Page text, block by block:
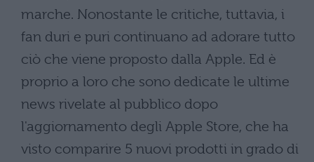
marche. Nonostante le critiche, tuttavia, i
fan duri e puri continuano ad adorare tutto
ciò che viene proposto dalla Apple. Ed è
proprio a loro che sono dedicate le ultime
news rivelate al pubblico dopo
l'aggiornamento degli Apple Store, che ha
visto comparire 5 nuovi prodotti in grado di